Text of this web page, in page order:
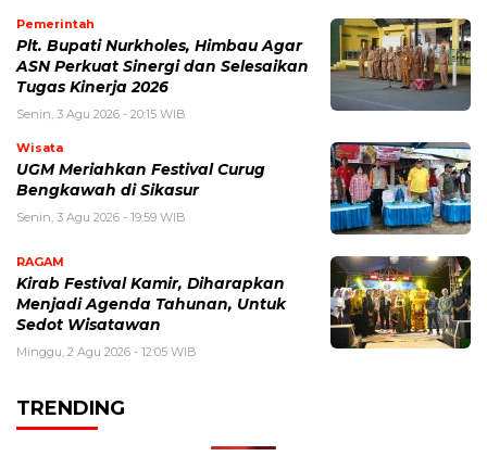
Pemerintah
Plt. Bupati Nurkholes, Himbau Agar
ASN Perkuat Sinergi dan Selesaikan
Tugas Kinerja 2026
Senin, 3 Agu 2026 - 20:15 WIB
Wisata
UGM Meriahkan Festival Curug
Bengkawah di Sikasur
Senin, 3 Agu 2026 - 19:59 WIB
RAGAM
Kirab Festival Kamir, Diharapkan
Menjadi Agenda Tahunan, Untuk
Sedot Wisatawan
Minggu, 2 Agu 2026 - 12:05 WIB
TRENDING